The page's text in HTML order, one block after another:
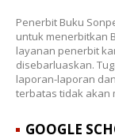
Penerbit Buku
untuk menerbitkan
layanan penerbit
disebarluaskan.
laporan-laporan
terbatas tidak akan
GOOGLE